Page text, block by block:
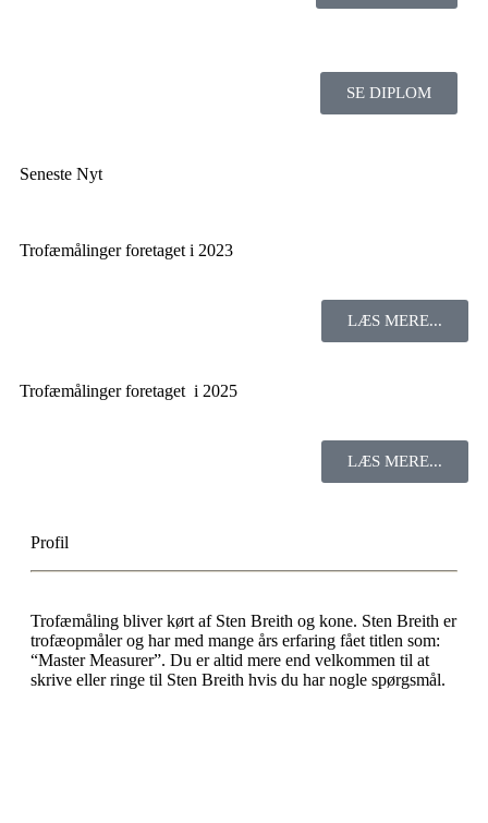
SE DIPLOM
Seneste Nyt
Trofæmålinger foretaget i 2023
LÆS MERE...
Trofæmålinger foretaget i 2025
LÆS MERE...
Profil
Trofæmåling bliver kørt af Sten Breith og kone. Sten Breith er
trofæopmåler og har med mange års erfaring fået titlen som:
“Master Measurer”. Du er altid mere end velkommen til at
skrive eller ringe til Sten Breith hvis du har nogle spørgsmål.